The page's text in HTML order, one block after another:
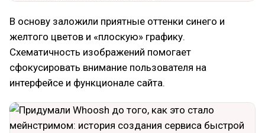
В основу заложили приятные оттенки синего и
желтого цветов и «плоскую»‎ графику.
Схематичность изображений помогает
сфокусировать внимание пользователя на
интерфейсе и функционале сайта.